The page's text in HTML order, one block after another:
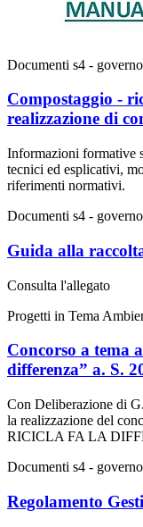
Documenti s4 -
Compostaggio -
realizzazione di
Informazioni formative
tecnici ed esplicativi,
riferimenti normativi.
Documenti s4 -
Guida alla
Consulta l'allegato
Progetti in Tema
Concorso a tema
differenza” a. S.
Con Deliberazione di
la realizzazione del
RICICLA FA LA
Documenti s4 -
Regolamento